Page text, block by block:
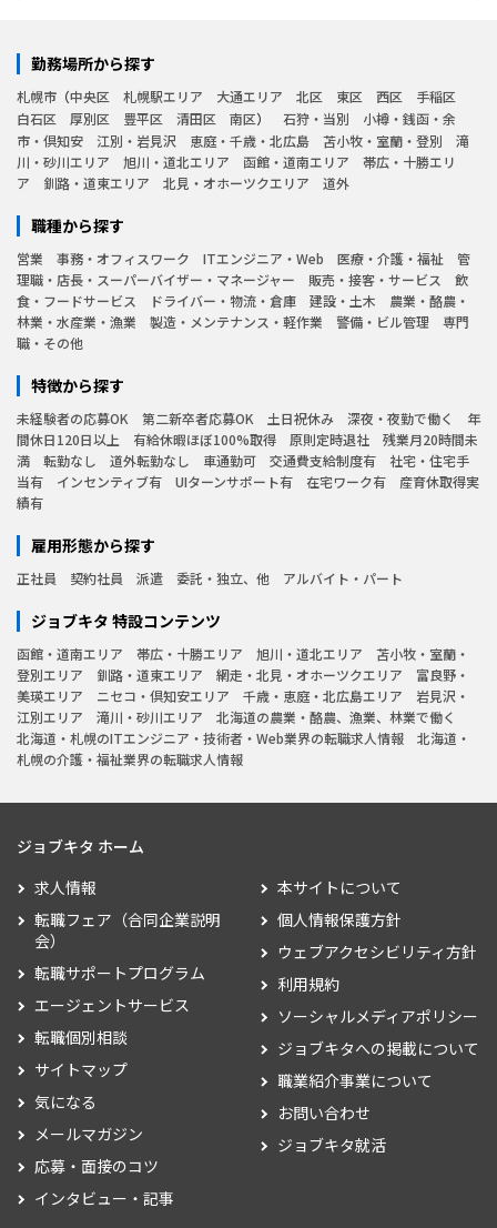
勤務場所から探す
札幌市 中央区 札幌駅エリア 大通エリア 北区 東区 西区
手稲区
白石区
厚別区 豊平区 清田区 南区 石狩・当別
小樽・銭函・余
市・倶知安
江別・岩見沢 恵庭・千歳・北広島 苫小牧・室蘭・登別
滝
川・砂川エリア
旭川・道北エリア 函館・道南エリア
帯広・十勝エリ
ア
釧路・道東エリア 北見・オホーツクエリア 道外
職種から探す
営業 事務・オフィスワーク ITエンジニア・Web 医療・介護・福祉
管
理職・店長・スーパーバイザー・マネージャー
販売・接客・サービス
飲
食・フードサービス
ドライバー・物流・倉庫 建設・土木
農業・酪農・
林業・水産業・漁業
製造・メンテナンス・軽作業 警備・ビル管理
専門
職・その他
特徴から探す
未経験者の応募OK 第二新卒者応募OK 土日祝休み 深夜・夜勤で働く
年
間休日120日以上
有給休暇ほぼ100%取得 原則定時退社
残業月20時間未
満
転勤なし 道外転勤なし 車通勤可 交通費支給制度有
社宅・住宅手
当有
インセンティブ有 UIターンサポート有 在宅ワーク有
産育休取得実
績有
雇用形態から探す
正社員 契約社員 派遣 委託・独立、他 アルバイト・パート
ジョブキタ 特設コンテンツ
函館・道南エリア 帯広・十勝エリア 旭川・道北エリア
苫小牧・室蘭・
登別エリア
釧路・道東エリア 網走・北見・オホーツクエリア
富良野・
美瑛エリア
ニセコ・倶知安エリア 千歳・恵庭・北広島エリア
岩見沢・
江別エリア
滝川・砂川エリア
北海道の農業・酪農、漁業、林業で働く
北海道・札幌のITエンジニア・技術者・Web業界の転職求人情報
北海道・
札幌の介護・福祉業界の転職求人情報
ジョブキタ ホーム
求人情報
転職フェア（合同企業説明
会）
転職サポートプログラム
エージェントサービス
転職個別相談
サイトマップ
気になる
メールマガジン
応募・面接のコツ
インタビュー・記事
本サイトについて
個人情報保護方針
ウェブアクセシビリティ方針
利用規約
ソーシャルメディアポリシー
ジョブキタへの掲載について
職業紹介事業について
お問い合わせ
ジョブキタ就活